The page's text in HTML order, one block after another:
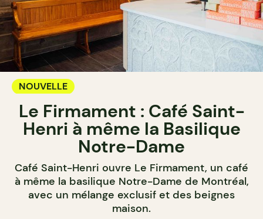
NOUVELLE
Le Firmament : Café Saint-
Henri à même la Basilique
Notre-Dame
Café Saint-Henri ouvre Le Firmament, un café
à même la basilique Notre-Dame de Montréal,
avec un mélange exclusif et des beignes
maison.